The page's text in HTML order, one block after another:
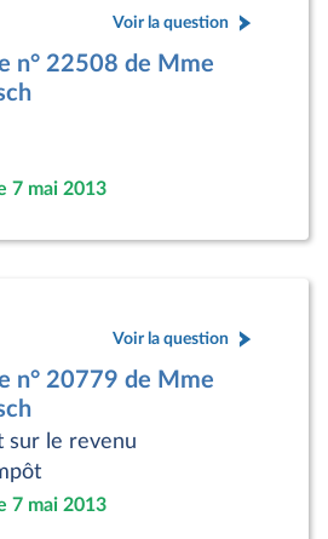
Voir la question
n° 22508 de Mme
7 mai 2013
Voir la question
n° 20779 de Mme
sur le revenu
7 mai 2013